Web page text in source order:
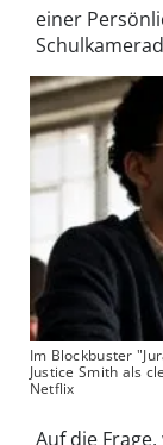
einer
Im Blockbuster
Justice Smith als
Netflix
Auf die